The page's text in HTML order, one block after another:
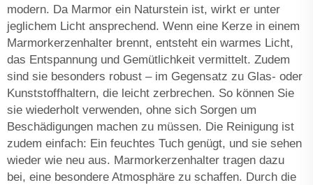
modern. Da Marmor ein Naturstein ist, wirkt er unter
jeglichem Licht ansprechend. Wenn eine Kerze in einem
Marmorkerzenhalter brennt, entsteht ein warmes Licht,
das Entspannung und Gemütlichkeit vermittelt. Zudem
sind sie besonders robust – im Gegensatz zu Glas- oder
Kunststoffhaltern, die leicht zerbrechen. So können Sie
sie wiederholt verwenden, ohne sich Sorgen um
Beschädigungen machen zu müssen. Die Reinigung ist
zudem einfach: Ein feuchtes Tuch genügt, und sie sehen
wieder wie neu aus. Marmorkerzenhalter tragen dazu
bei, eine besondere Atmosphäre zu schaffen. Durch die